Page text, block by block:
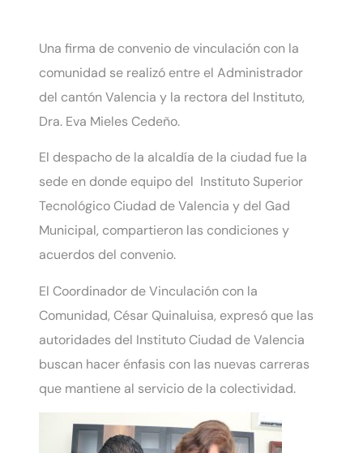
Una firma de convenio de vinculación con la
comunidad se realizó entre el Administrador
del cantón Valencia y la rectora del Instituto,
Dra. Eva Mieles Cedeño.
El despacho de la alcaldía de la ciudad fue la
sede en donde equipo del Instituto Superior
Tecnológico Ciudad de Valencia y del Gad
Municipal, compartieron las condiciones y
acuerdos del convenio.
El Coordinador de Vinculación con la
Comunidad, César Quinaluisa, expresó que las
autoridades del Instituto Ciudad de Valencia
buscan hacer énfasis con las nuevas carreras
que mantiene al servicio de la colectividad.